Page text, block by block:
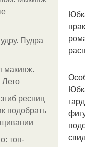
Пудра
макияж.
Лето
ресниц
подобрать
топ-